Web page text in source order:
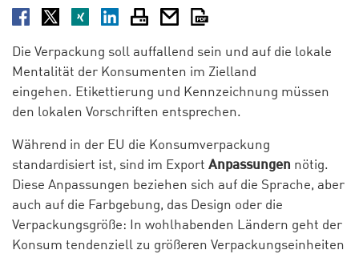
Facebook
TwitterXINGLinkedIn
Drucken
E-Mail
PDF
Die Verpackung soll auffallend sein und auf die lokale
Mentalität der Konsumenten im Zielland
eingehen. Etikettierung und Kennzeichnung müssen
den lokalen Vorschriften entsprechen.
Während in der EU die Konsumverpackung
standardisiert ist, sind im Export Anpassungen nötig.
Diese Anpassungen beziehen sich auf die Sprache, aber
auch auf die Farbgebung, das Design oder die
Verpackungsgröße: In wohlhabenden Ländern geht der
Konsum tendenziell zu größeren Verpackungseinheiten